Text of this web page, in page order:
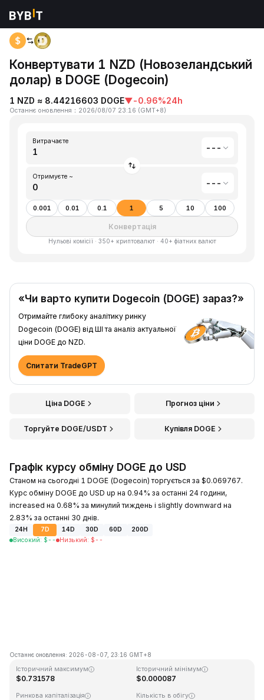
Головна
Конвертувати 1 NZD (Новозеландський
долар) в DOGE (Dogecoin)
1 NZD ≈ 8.44216603 DOGE▼-0.96%24h
Останнє оновлення ： 2026/08/07 23:16 (GMT+8)
Витрачаєте
---
Отримуєте ~
---
0.001 0.01 0.1 1 5 10 100
Конвертація
Нульові комісії · 350+ криптовалют · 40+ фіатних валют
«Чи варто купити Dogecoin (DOGE) зараз?»
Отримайте глибоку аналітику ринку
Dogecoin (DOGE) від ШІ та аналіз актуальної
ціни DOGE до NZD.
Спитати TradeGPT
Ціна DOGE Прогноз ціни
Торгуйте DOGE/USDT Купівля DOGE
Графік курсу обміну DOGE до USD
Станом на сьогодні 1 DOGE (Dogecoin) торгується за $0.069767.
Курс обміну DOGE до USD up на 0.94% за останні 24 години,
increased на 0.68% за минулий тиждень і slightly downward на
2.83% за останні 30 днів.
24H 7D 14D 30D 60D
200D
Високий: $-- Низький: $--
Останнє оновлення: 2026-08-07, 23:16 GMT+8
Історичний максимум
$0.731578
Історичний мінімум
$0.000087
Ринкова капіталізація Кількість в обігу